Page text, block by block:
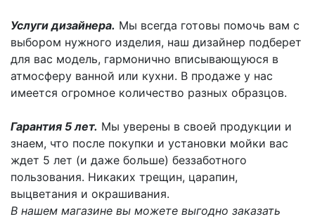
Услуги дизайнера. Мы всегда готовы помочь вам с
выбором нужного изделия, наш дизайнер подберет
для вас модель, гармонично вписывающуюся в
атмосферу ванной или кухни. В продаже у нас
имеется огромное количество разных образцов.
Гарантия 5 лет. Мы уверены в своей продукции и
знаем, что после покупки и установки мойки вас
ждет 5 лет (и даже больше) беззаботного
пользования. Никаких трещин, царапин,
выцветания и окрашивания.
В нашем магазине вы можете выгодно заказать